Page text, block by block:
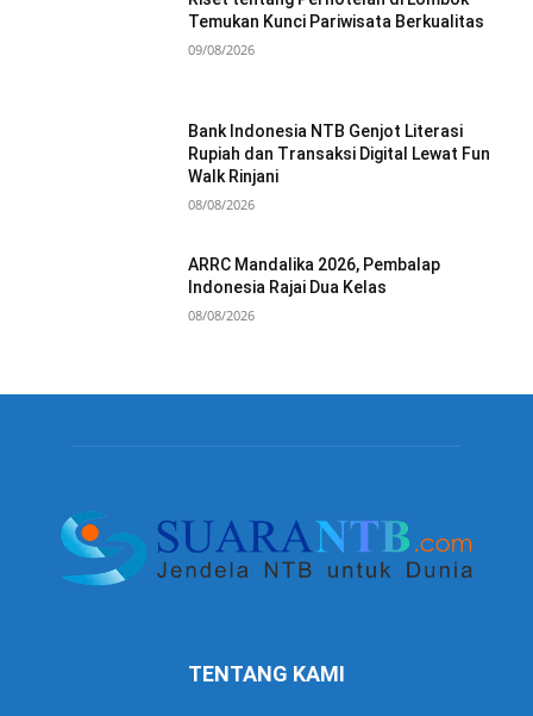
Temukan Kunci Pariwisata Berkualitas
09/08/2026
Bank Indonesia NTB Genjot Literasi
Rupiah dan Transaksi Digital Lewat Fun
Walk Rinjani
08/08/2026
ARRC Mandalika 2026, Pembalap
Indonesia Rajai Dua Kelas
08/08/2026
TENTANG KAMI